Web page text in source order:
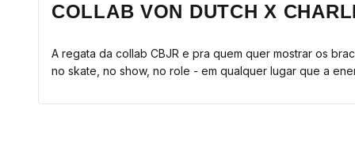
COLLAB VON DUTCH X
A regata da collab CBJR e pra quem quer mostrar os
no skate, no show, no role - em qualquer lugar que a